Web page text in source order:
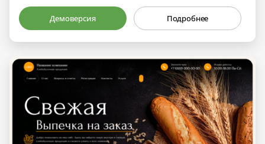
Демоверсия Подробнее